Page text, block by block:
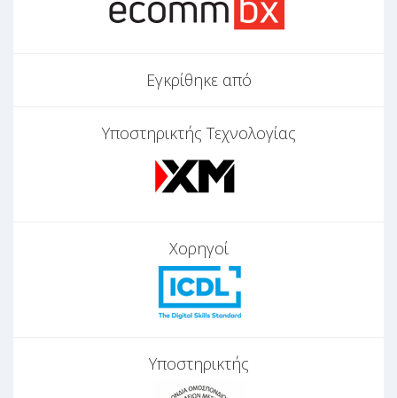
Εγκρίθηκε από
Υποστηρικτής Τεχνολογίας
Χορηγοί
Υποστηρικτής